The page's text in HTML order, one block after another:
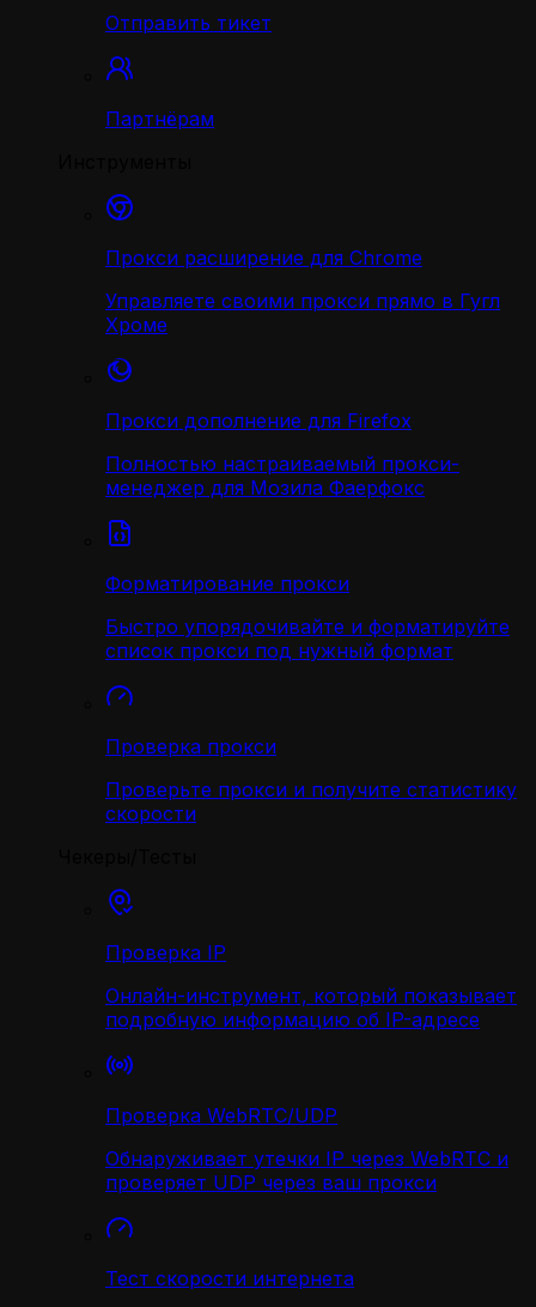
Отправить тикет
Партнёрам
Прокси расширение для Chrome
Управляете своими прокси прямо в Гугл
Хроме
Прокси дополнение для Firefox
Полностью настраиваемый прокси-
менеджер для Мозила Фаерфокс
Форматирование прокси
Быстро упорядочивайте и форматируйте
список прокси под нужный формат
Проверка прокси
Проверьте прокси и получите статистику
скорости
Проверка IP
Онлайн-инструмент, который показывает
подробную информацию об IP-адресе
Проверка WebRTC/UDP
Обнаруживает утечки IP через WebRTC и
проверяет UDP через ваш прокси
Тест скорости интернета